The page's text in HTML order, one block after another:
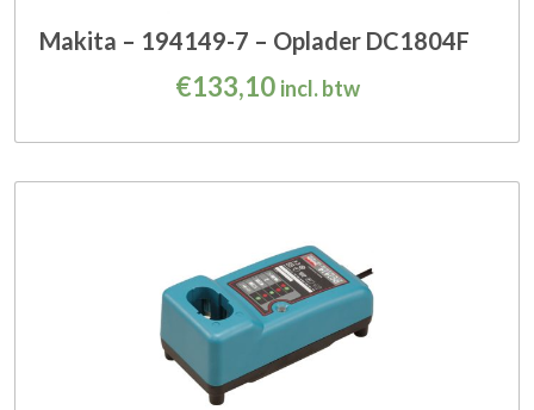
Makita – 194149-7 – Oplader DC1804F
€133,10 incl. btw